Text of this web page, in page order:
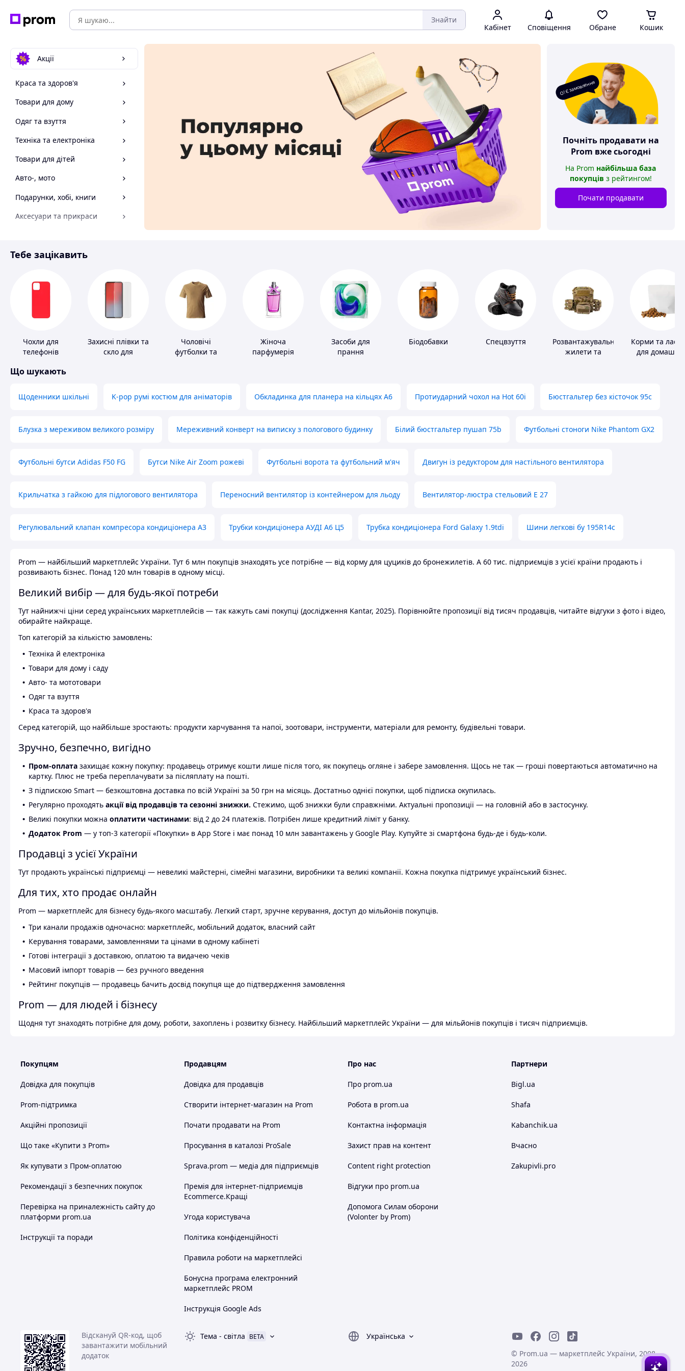
Знайти
Кабінет Сповіщення Обране Кошик
Акції
Краса та здоров'я
Товари для дому
Одяг та взуття
Техніка та електроніка
Товари для дітей
Авто-, мото
Подарунки, хобі, книги
Аксесуари та прикраси
Спорт і відпочинок
О! Є замовлення
Почніть продавати на
Prom вже сьогодні
На Prom найбільша база
покупців з рейтингом!
Почати продавати
Тебе зацікавить
Чохли для
телефонів
Захисні плівки та
скло для
Чоловічі
футболки та
Жіноча
парфумерія
Засоби для
прання
Біодобавки Спецвзуття
Розвантажувальні
жилети та
Корми та
для домашніх
Що шукають
Щоденники шкільні K-pop румі костюм для аніматорів Обкладинка для планера на кільцях А6 Протиударний чохол на Hot 60i Бюстгальтер без кісточок 95с
Блузка з мереживом великого розміру Мереживний конверт на виписку з пологового будинку Білий бюстгальтер пушап 75b Футбольні стоноги Nike Phantom GX2
Футбольні бутси Adidas F50 FG Бутси Nike Air Zoom рожеві Футбольні ворота та футбольний м'яч Двигун із редуктором для настільного вентилятора
Крильчатка з гайкою для підлогового вентилятора Переносний вентилятор із контейнером для льоду Вентилятор-люстра стельовий E 27
Регулювальний клапан компресора кондиціонера А3 Трубки кондиціонера АУДІ А6 Ц5 Трубка кондиціонера Ford Galaxy 1.9tdi Шини легкові бу 195R14c
Prom — найбільший маркетплейс України. Тут 6 млн покупців знаходять усе потрібне — від корму для цуциків до бронежилетів. А 60 тис. підприємців з усієї країни продають і
розвивають бізнес. Понад 120 млн товарів в одному місці.
Великий вибір — для будь-якої потреби
Тут найнижчі ціни серед українських маркетплейсів — так кажуть самі покупці (дослідження Kantar, 2025). Порівнюйте пропозиції від тисяч продавців, читайте відгуки з фото і відео,
обирайте найкраще.
Топ категорій за кількістю замовлень:
Техніка й електроніка
Товари для дому і саду
Авто- та мототовари
Одяг та взуття
Краса та здоров'я
Серед категорій, що найбільше зростають: продукти харчування та напої, зоотовари, інструменти, матеріали для ремонту, будівельні товари.
Зручно, безпечно, вигідно
Пром-оплата захищає кожну покупку: продавець отримує кошти лише після того, як покупець огляне і забере замовлення. Щось не так — гроші повертаються автоматично на
картку. Плюс не треба переплачувати за післяплату на пошті.
З підпискою Smart — безкоштовна доставка по всій Україні за 50 грн на місяць. Достатньо однієї покупки, щоб підписка окупилась.
Регулярно проходять акції від продавців та сезонні знижки. Стежимо, щоб знижки були справжніми. Актуальні пропозиції — на головній або в застосунку.
Великі покупки можна оплатити частинами: від 2 до 24 платежів. Потрібен лише кредитний ліміт у банку.
Додаток Prom — у топ-3 категорії «Покупки» в App Store і має понад 10 млн завантажень у Google Play. Купуйте зі смартфона будь-де і будь-коли.
Продавці з усієї України
Тут продають українські підприємці — невеликі майстерні, сімейні магазини, виробники та великі компанії. Кожна покупка підтримує український бізнес.
Для тих, хто продає онлайн
Prom — маркетплейс для бізнесу будь-якого масштабу. Легкий старт, зручне керування, доступ до мільйонів покупців.
Три канали продажів одночасно: маркетплейс, мобільний додаток, власний сайт
Керування товарами, замовленнями та цінами в одному кабінеті
Готові інтеграції з доставкою, оплатою та видачею чеків
Масовий імпорт товарів — без ручного введення
Рейтинг покупців — продавець бачить досвід покупця ще до підтвердження замовлення
Prom — для людей і бізнесу
Щодня тут знаходять потрібне для дому, роботи, захоплень і розвитку бізнесу. Найбільший маркетплейс України — для мільйонів покупців і тисяч підприємців.
Покупцям
Довідка для покупців
Prom-підтримка
Акційні пропозиції
Що таке «Купити з Prom»
Як купувати з Пром-оплатою
Рекомендації з безпечних покупок
Перевірка на приналежність сайту до
платформи prom.ua
Інструкції та поради
Продавцям
Довідка для продавців
Створити інтернет-магазин на Prom
Почати продавати на Prom
Просування в каталозі ProSale
Sprava.prom — медіа для підприємців
Премія для інтернет-підприємців
Ecommerce.Кращі
Угода користувача
Політика конфіденційності
Правила роботи на маркетплейсі
Бонусна програма електронний
маркетплейс PROM
Інструкція Google Ads
Про нас
Про prom.ua
Робота в prom.ua
Контактна інформація
Захист прав на контент
Content right protection
Відгуки про prom.ua
Допомога Силам оборони
(Volonter by Prom)
Партнери
Bigl.ua
Shafa
Kabanchik.ua
Вчасно
Zakupivli.pro
Відскануй QR-код, щоб
завантажити мобільний
додаток
Тема - світла BETA
Українська
© Prom.ua — маркетплейс України, 2008-
2026